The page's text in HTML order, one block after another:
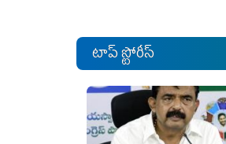
టాప్ స్టోరీస్